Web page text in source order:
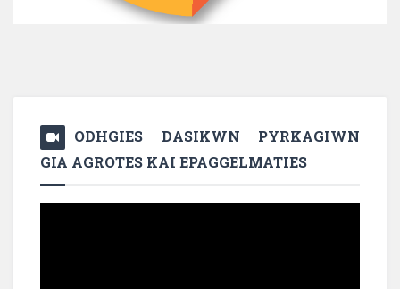
ODHGIES DASIKWN PYRKAGIWN
GIA AGROTES KAI EPAGGELMATIES